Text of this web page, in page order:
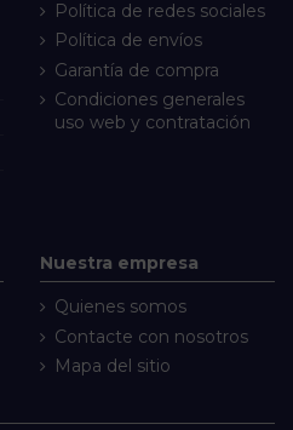
Política de redes sociales
Política de envíos
Garantía de compra
Condiciones generales
uso web y contratación
Nuestra empresa
Quienes somos
Contacte con nosotros
Mapa del sitio